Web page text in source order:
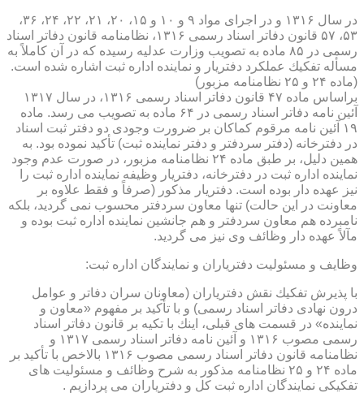
در سال ۱۳۱۶ و در اجرای مواد ۹ و ۱۰ و ۱۵، ۲۰، ۲۱، ۲۲، ۲۴، ۳۶،
۵۳، ۵۷ قانون دفاتر اسناد رسمی ۱۳۱۶، نظامنامه قانون دفاتر اسناد
رسمی در ۸۵ ماده به تصویب وزارت عدلیه رسیده كه در آن كاملاً به
مسأله تفكیك عملكرد دفتریار و نماینده اداره ثبت اشاره شده است.
(ماده ۲۴ و ۲۵ نظامنامه مزبور)
براساس ماده ۴۷ قانون دفاتر اسناد رسمی ۱۳۱۶، در سال ۱۳۱۷
آئین نامه دفاتر اسناد رسمی در ۶۴ ماده به تصویب می رسد. ماده
۱۹ آئین نامه مرقوم كماكان بر ضرورت وجودی دو دفتر ثبت اسناد
در دفترخانه (دفتر سردفتر و دفتر نماینده ثبت) تأكید نموده بود. به
همین دلیل، بر طبق ماده ۲۴ نظامنامه مزبور، در صورت عدم وجود
نماینده اداره ثبت در دفترخانه، دفتریار وظیفه نماینده اداره ثبت را
نیز عهده دار بوده است. دفتریار مذكور (صرفاً و فقط علاوه بر
معاونت در این حالت) تنها معاون سردفتر محسوب نمی گردید، بلكه
نامبرده هم معاون سردفتر و هم جانشین نماینده اداره ثبت بوده و
مآلاً عهده دار وظائف وی نیز می گردید.
وظایف و مسئولیت دفتریاران و نمایندگان اداره ثبت:
با پذیرش تفكیك نقش دفتریاران (معاونان سران دفاتر و عوامل
درون نهادی دفاتر اسناد رسمی) و با تأكید بر مفهوم «معاون و
نماینده» در قسمت های قبلی، اینك با تكیه بر قانون دفاتر اسناد
رسمی مصوب ۱۳۱۶ و آئین نامه دفاتر اسناد رسمی ۱۳۱۷ و
نظامنامه قانون دفاتر اسناد رسمی مصوب ۱۳۱۶ بالاخص با تأكید بر
ماده ۲۴ و ۲۵ نظامنامه مذكور به شرح وظائف و مسئولیت های
تفكیكی نمایندگان اداره ثبت كل و دفتریاران می پردازیم .